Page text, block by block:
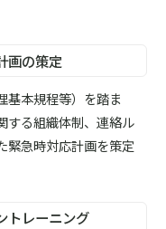
画の策定
基本規程等）を踏ま
する組織体制、連絡ル
緊急時対応計画を策定
トレーニング